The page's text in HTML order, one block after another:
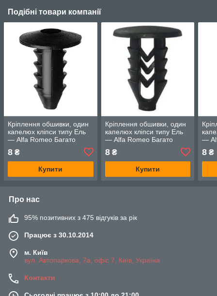
Подібні товари компанії
Кріплення обшивки, один
капелюх кліпси типу Ель
— Alfa Romeo Багато
8 ₴
Купити
Кріплення обшивки, один
капелюх кліпси типу Ель
— Alfa Romeo Багато
8₴
Купити
—
8 ₴
Про нас
95% позитивних з 475 відгуків за рік
Працює з 30.10.2014
м. Київ
вул. Автопаркова, 7а, офіс 7, Київ, Україна
Контакти